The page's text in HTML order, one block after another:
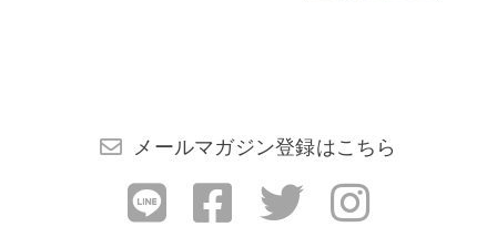
メールマガジン登録はこちら